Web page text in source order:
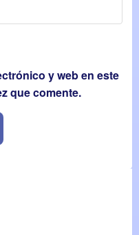
y web en este
que comente.